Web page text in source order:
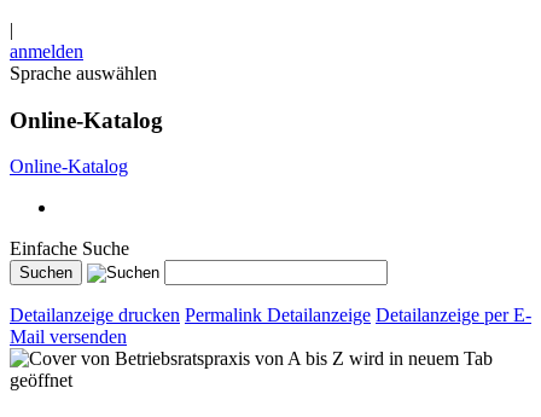
|
anmelden
Sprache auswählen
Online-Katalog
Online-Katalog
Einfache Suche
Detailanzeige drucken Permalink Detailanzeige Detailanzeige per E-
Mail versenden
wird in neuem Tab
geöffnet